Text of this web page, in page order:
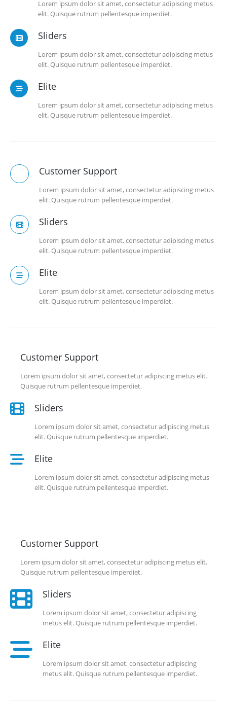
Lorem ipsum dolor sit amet, consectetur adipiscing metus
elit. Quisque rutrum pellentesque imperdiet.
Sliders
Lorem ipsum dolor sit amet, consectetur adipiscing metus
elit. Quisque rutrum pellentesque imperdiet.
Elite
Lorem ipsum dolor sit amet, consectetur adipiscing metus
elit. Quisque rutrum pellentesque imperdiet.
Customer Support
Lorem ipsum dolor sit amet, consectetur adipiscing metus
elit. Quisque rutrum pellentesque imperdiet.
Sliders
Lorem ipsum dolor sit amet, consectetur adipiscing metus
elit. Quisque rutrum pellentesque imperdiet.
Elite
Lorem ipsum dolor sit amet, consectetur adipiscing metus
elit. Quisque rutrum pellentesque imperdiet.
Customer Support
Lorem ipsum dolor sit amet, consectetur adipiscing metus elit.
Quisque rutrum pellentesque imperdiet.
Sliders
Lorem ipsum dolor sit amet, consectetur adipiscing metus
elit. Quisque rutrum pellentesque imperdiet.
Elite
Lorem ipsum dolor sit amet, consectetur adipiscing metus
elit. Quisque rutrum pellentesque imperdiet.
Customer Support
Lorem ipsum dolor sit amet, consectetur adipiscing metus elit.
Quisque rutrum pellentesque imperdiet.
Sliders
Lorem ipsum dolor sit amet, consectetur adipiscing
metus elit. Quisque rutrum pellentesque imperdiet.
Elite
Lorem ipsum dolor sit amet, consectetur adipiscing
metus elit. Quisque rutrum pellentesque imperdiet.